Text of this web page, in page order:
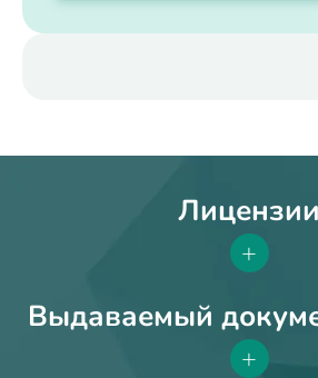
Лицензии
+
Выдаваемый
+